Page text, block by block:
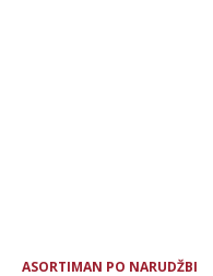
ASORTIMAN PO NARUDŽBI